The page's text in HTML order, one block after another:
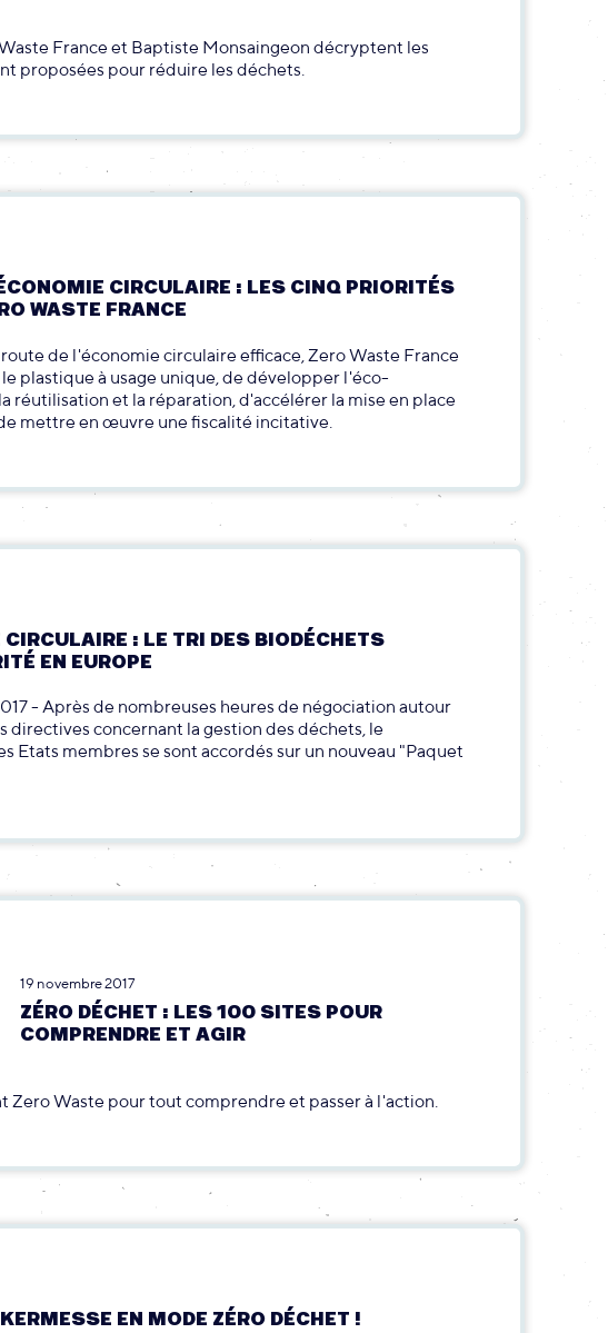
France et Baptiste Monsaingeon décryptent les
proposées pour réduire les déchets.
CIRCULAIRE : LES CINQ PRIORITÉS
WASTE FRANCE
de l'économie circulaire efficace, Zero Waste France
plastique à usage unique, de développer l'éco-
réutilisation et la réparation, d'accélérer la mise en place
mettre en œuvre une fiscalité incitative.
: LE TRI DES BIODÉCHETS
EN EUROPE
- Après de nombreuses heures de négociation autour
directives concernant la gestion des déchets, le
Etats membres se sont accordés sur un nouveau "Paquet
19 novembre 2017
ZÉRO DÉCHET : LES 100 SITES POUR
COMPRENDRE ET AGIR
Zero Waste pour tout comprendre et passer à l'action.
EN MODE ZÉRO DÉCHET !